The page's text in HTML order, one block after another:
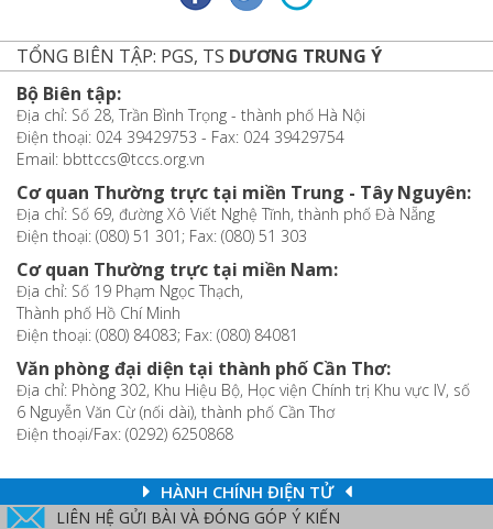
TỔNG BIÊN TẬP: PGS, TS DƯƠNG TRUNG Ý
Bộ Biên tập:
Địa chỉ: Số 28, Trần Bình Trọng - thành phố Hà Nội
Điện thoại: 024 39429753 - Fax: 024 39429754
Email: bbttccs@tccs.org.vn
Cơ quan Thường trực tại miền Trung - Tây Nguyên:
Địa chỉ: Số 69, đường Xô Viết Nghệ Tĩnh, thành phố Đà Nẵng
Điện thoại: (080) 51 301; Fax: (080) 51 303
Cơ quan Thường trực tại miền Nam:
Địa chỉ: Số 19 Phạm Ngọc Thạch,
Thành phố Hồ Chí Minh
Điện thoại: (080) 84083; Fax: (080) 84081
Văn phòng đại diện tại thành phố Cần Thơ:
Địa chỉ: Phòng 302, Khu Hiệu Bộ, Học viện Chính trị Khu vực IV, số
6 Nguyễn Văn Cừ (nối dài), thành phố Cần Thơ
Điện thoại/Fax: (0292) 6250868
HÀNH CHÍNH ĐIỆN TỬ
LIÊN HỆ GỬI BÀI VÀ ĐÓNG GÓP Ý KIẾN